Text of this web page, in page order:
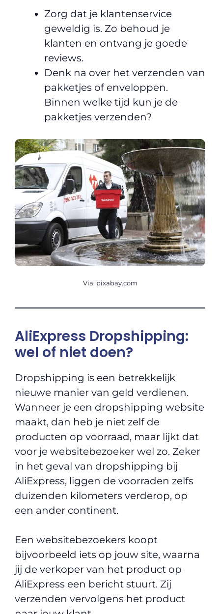
Zorg dat je klantenservice
geweldig is. Zo behoud je
klanten en ontvang je goede
reviews.
Denk na over het verzenden van
pakketjes of enveloppen.
Binnen welke tijd kun je de
pakketjes verzenden?
Via: pixabay.com
AliExpress Dropshipping:
wel of niet doen?
Dropshipping is een betrekkelijk
nieuwe manier van geld verdienen.
Wanneer je een dropshipping website
maakt, dan heb je niet zelf de
producten op voorraad, maar lijkt dat
voor je websitebezoeker wel zo. Zeker
in het geval van dropshipping bij
AliExpress, liggen de voorraden zelfs
duizenden kilometers verderop, op
een ander continent.
Een websitebezoekers koopt
bijvoorbeeld iets op jouw site, waarna
jij de verkoper van het product op
AliExpress een bericht stuurt. Zij
verzenden vervolgens het product